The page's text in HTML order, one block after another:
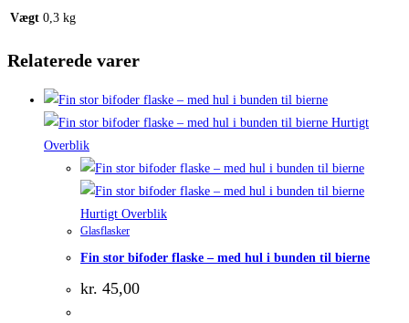
Vægt 0,3 kg
Relaterede varer
Hurtigt
Overblik
Hurtigt Overblik
Glasflasker
Fin stor bifoder flaske – med hul i bunden til bierne
kr. 45,00